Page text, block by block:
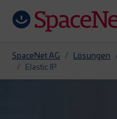
SpaceNet AG Lösungen
Elastic IP